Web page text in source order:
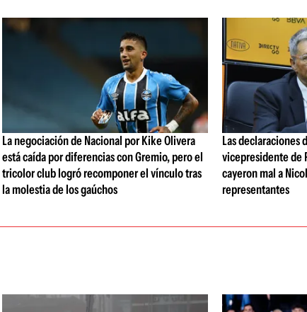
La negociación de Nacional por Kike Olivera
está caída por diferencias con Gremio, pero el
tricolor club logró recomponer el vínculo tras
la molestia de los gaúchos
Las declaraciones
vicepresidente de
cayeron mal a
representantes